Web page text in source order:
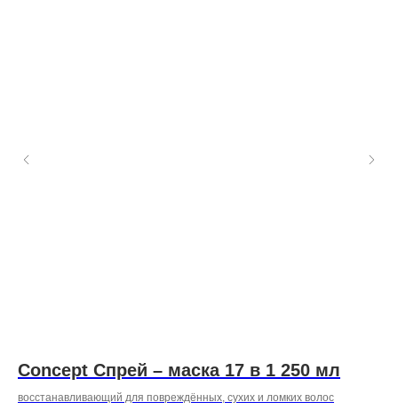
Concept Спрей – маска 17 в 1 250 мл
восстанавливающий для повреждённых, сухих и ломких волос